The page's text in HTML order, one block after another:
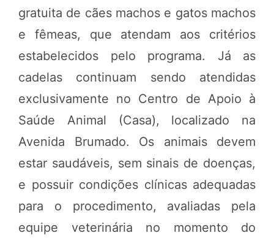
gratuita de cães machos e gatos machos
e fêmeas, que atendam aos critérios
estabelecidos pelo programa. Já as
cadelas continuam sendo atendidas
exclusivamente no Centro de Apoio à
Saúde Animal (Casa), localizado na
Avenida Brumado. Os animais devem
estar saudáveis, sem sinais de doenças,
e possuir condições clínicas adequadas
para o procedimento, avaliadas pela
equipe veterinária no momento do